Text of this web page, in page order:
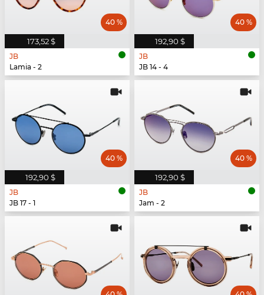
173,52 $
40 %
JB
Lamia - 2
192,90 $
40 %
JB
JB 14 - 4
192,90 $
40 %
JB
JB 17 - 1
192,90 $
40 %
JB
Jam - 2